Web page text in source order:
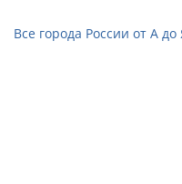
Все города России от А до